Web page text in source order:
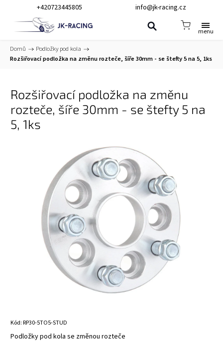
+420723445805 info@jk-racing.cz
Domů / Podložky pod kola /
Rozšiřovací podložka na změnu rozteče, šíře 30mm - se štefty 5 na 5, 1ks
Rozšiřovací podložka na změnu
rozteče, šíře 30mm - se štefty 5 na
5, 1ks
Kód:RP30-5TO5-STUD
Podložky pod kola se změnou rozteče